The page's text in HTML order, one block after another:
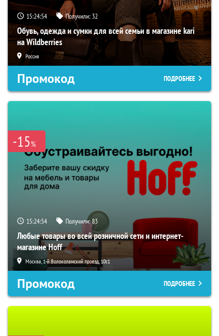
15:24:53 Получили: 32
Обувь, одежда и сумки для всей семьи в магазине kari
на Wildberries
Россия
Промокод ПОДРОБНЕЕ
-15%
15:24:53 Получили:83
Любые товары во всей розничной сети и интернет-
магазине Hoff
Москва, 1-й Волоколамский проезд, 10с1
Промокод ПОДРОБНЕЕ